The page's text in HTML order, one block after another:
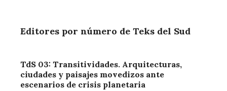
Editores por número de Teks del Sud
TdS 03: Transitividades. Arquitecturas,
ciudades y paisajes movedizos ante
escenarios de crisis planetaria